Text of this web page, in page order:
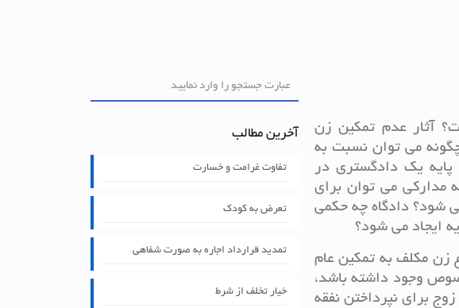
آثار عدم تمکین زن
می توان نسبت به
یک دادگستری در
می توان برای
شود؟ دادگاه چه حکمی
ایجاد می شود؟
زن مکلف به تمکین عام
وجود داشته باشد،
برای نپرداختن نفقه
آخرین مطالب
تفاوت غرامت و خسارت
تعرض به کودک
تمدید قرارداد اجاره به صورت شفاهی
خیار تخلف از شرط